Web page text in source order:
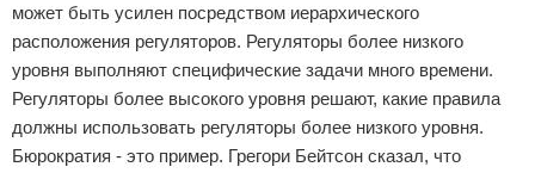
может быть усилен посредством иерархического
расположения регуляторов. Регуляторы более низкого
уровня выполняют специфические задачи много времени.
Регуляторы более высокого уровня решают, какие правила
должны использовать регуляторы более низкого уровня.
Бюрократия - это пример. Грегори Бейтсон сказал, что